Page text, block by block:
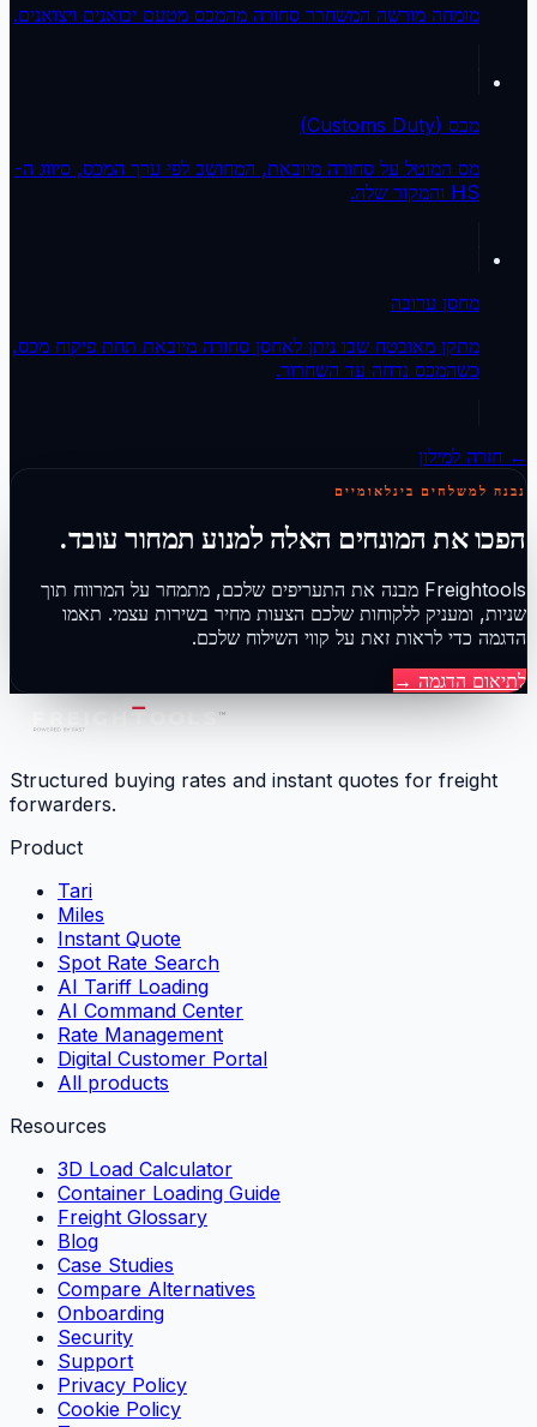
מומחה מורשה המשחרר סחורה מהמכס מטעם יבואנים ויצואנים.
מכס (Customs Duty)
מס המוטל על סחורה מיובאת, המחושב לפי ערך המכס, סיווג ה-
HS והמקור שלה.
מחסן ערובה
מתקן מאובטח שבו ניתן לאחסן סחורה מיובאת תחת פיקוח מכס,
כשהמכס נדחה עד השחרור.
← חזרה למילון
נבנה למשלחים בינלאומיים
הפכו את המונחים האלה למנוע תמחור עובד.
Freightools מבנה את התעריפים שלכם, מתמחר על המרווח תוך
שניות, ומעניק ללקוחות שלכם הצעות מחיר בשירות עצמי. תאמו
הדגמה כדי לראות זאת על קווי השילוח שלכם.
לתיאום הדגמה →
Structured buying rates and instant quotes for freight
forwarders.
Product
Tari
Miles
Instant Quote
Spot Rate Search
AI Tariff Loading
AI Command Center
Rate Management
Digital Customer Portal
All products
Resources
3D Load Calculator
Container Loading Guide
Freight Glossary
Blog
Case Studies
Compare Alternatives
Onboarding
Security
Support
Privacy Policy
Cookie Policy